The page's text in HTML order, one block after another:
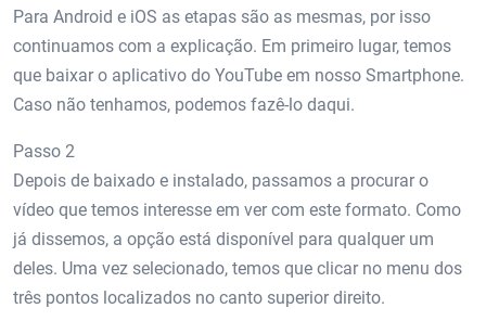
Para Android e iOS as etapas são as mesmas, por isso
continuamos com a explicação. Em primeiro lugar, temos
que baixar o aplicativo do YouTube em nosso Smartphone.
Caso não tenhamos, podemos fazê-lo daqui.
Passo 2
Depois de baixado e instalado, passamos a procurar o
vídeo que temos interesse em ver com este formato. Como
já dissemos, a opção está disponível para qualquer um
deles. Uma vez selecionado, temos que clicar no menu dos
três pontos localizados no canto superior direito.